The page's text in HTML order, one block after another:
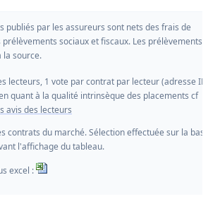
publiés par les assureurs sont nets des frais de
sociaux et fiscaux. Les prélèvements
la source.
lecteurs, 1 vote par contrat par lecteur (adresse IP)
quant à la qualité intrinsèque des placements cf
avis des lecteurs
contrats du marché. Sélection effectuée sur la
l'affichage du tableau.
excel :